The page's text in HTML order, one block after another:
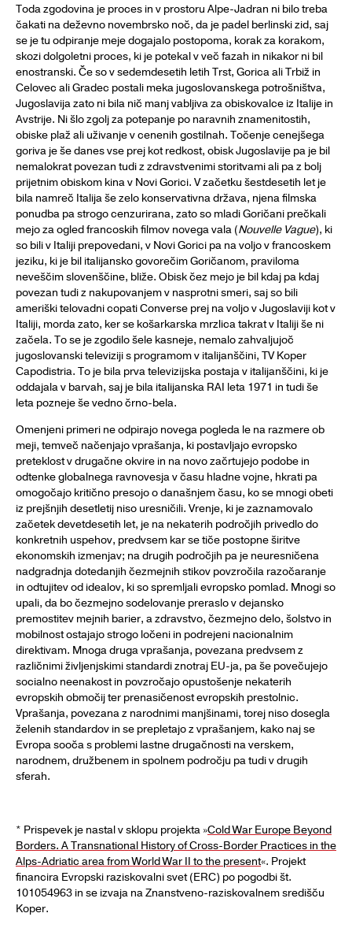
Toda zgodovina je proces in v prostoru Alpe-Jadran ni bilo treba
čakati na deževno novembrsko noč, da je padel berlinski zid, saj
se je tu odpiranje meje dogajalo postopoma, korak za korakom,
skozi dolgoletni proces, ki je potekal v več fazah in nikakor ni bil
enostranski. Če so v sedemdesetih letih Trst, Gorica ali Trbiž in
Celovec ali Gradec postali meka jugoslovanskega potrošništva,
Jugoslavija zato ni bila nič manj vabljiva za obiskovalce iz Italije in
Avstrije. Ni šlo zgolj za potepanje po naravnih znamenitostih,
obiske plaž ali uživanje v cenenih gostilnah. Točenje cenejšega
goriva je še danes vse prej kot redkost, obisk Jugoslavije pa je bil
nemalokrat povezan tudi z zdravstvenimi storitvami ali pa z bolj
prijetnim obiskom kina v Novi Gorici. V začetku šestdesetih let je
bila namreč Italija še zelo konservativna država, njena filmska
ponudba pa strogo cenzurirana, zato so mladi Goričani prečkali
mejo za ogled francoskih filmov novega vala (Nouvelle Vague), ki
so bili v Italiji prepovedani, v Novi Gorici pa na voljo v francoskem
jeziku, ki je bil italijansko govorečim Goričanom, praviloma
neveščim slovenščine, bliže. Obisk čez mejo je bil kdaj pa kdaj
povezan tudi z nakupovanjem v nasprotni smeri, saj so bili
ameriški telovadni copati Converse prej na voljo v Jugoslaviji kot v
Italiji, morda zato, ker se košarkarska mrzlica takrat v Italiji še ni
začela. To se je zgodilo šele kasneje, nemalo zahvaljujoč
jugoslovanski televiziji s programom v italijanščini, TV Koper
Capodistria. To je bila prva televizijska postaja v italijanščini, ki je
oddajala v barvah, saj je bila italijanska RAI leta 1971 in tudi še
leta pozneje še vedno črno-bela.
Omenjeni primeri ne odpirajo novega pogleda le na razmere ob
meji, temveč načenjajo vprašanja, ki postavljajo evropsko
preteklost v drugačne okvire in na novo začrtujejo podobe in
odtenke globalnega ravnovesja v času hladne vojne, hkrati pa
omogočajo kritično presojo o današnjem času, ko se mnogi obeti
iz prejšnjih desetletij niso uresničili. Vrenje, ki je zaznamovalo
začetek devetdesetih let, je na nekaterih področjih privedlo do
konkretnih uspehov, predvsem kar se tiče postopne širitve
ekonomskih izmenjav; na drugih področjih pa je neuresničena
nadgradnja dotedanjih čezmejnih stikov povzročila razočaranje
in odtujitev od idealov, ki so spremljali evropsko pomlad. Mnogi so
upali, da bo čezmejno sodelovanje preraslo v dejansko
premostitev mejnih barier, a zdravstvo, čezmejno delo, šolstvo in
mobilnost ostajajo strogo ločeni in podrejeni nacionalnim
direktivam. Mnoga druga vprašanja, povezana predvsem z
različnimi življenjskimi standardi znotraj EU-ja, pa še povečujejo
socialno neenakost in povzročajo opustošenje nekaterih
evropskih območij ter prenasičenost evropskih prestolnic.
Vprašanja, povezana z narodnimi manjšinami, torej niso dosegla
želenih standardov in se prepletajo z vprašanjem, kako naj se
Evropa sooča s problemi lastne drugačnosti na verskem,
narodnem, družbenem in spolnem področju pa tudi v drugih
sferah.
* Prispevek je nastal v sklopu projekta »Cold War Europe Beyond
Borders. A Transnational History of Cross-Border Practices in the
Alps-Adriatic area from World War II to the present«. Projekt
financira Evropski raziskovalni svet (ERC) po pogodbi št.
101054963 in se izvaja na Znanstveno-raziskovalnem središču
Koper.